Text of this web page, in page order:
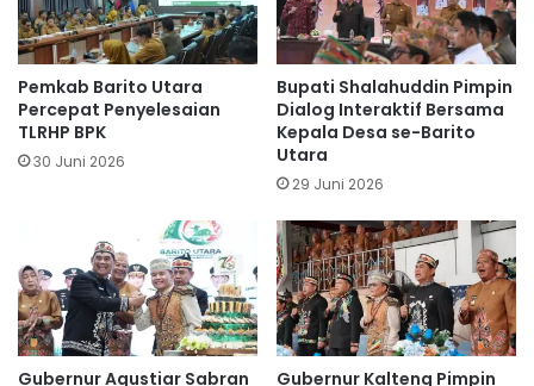
Pemkab Barito Utara
Percepat Penyelesaian
TLRHP BPK
30 Juni 2026
Bupati Shalahuddin Pimpin
Dialog Interaktif Bersama
Kepala Desa se-Barito
Utara
29 Juni 2026
Gubernur Agustiar Sabran Gubernur Kalteng Pimpin